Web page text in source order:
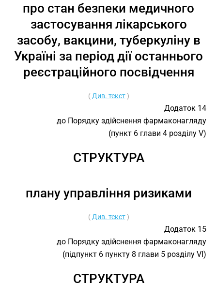
про стан безпеки медичного
застосування лікарського
засобу, вакцини, туберкуліну в
Україні за період дії останнього
реєстраційного посвідчення
( Див. текст)
Додаток 14
до Порядку здійснення фармаконагляду
(пункт 6 глави 4 розділу V)
СТРУКТУРА
плану управління ризиками
( Див. текст)
Додаток 15
до Порядку здійснення фармаконагляду
(підпункт 6 пункту 8 глави 5 розділу VІ)
СТРУКТУРА